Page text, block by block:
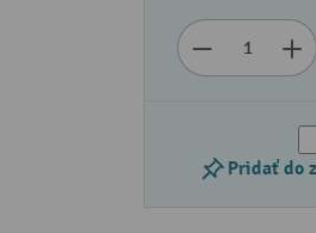
Pridať do